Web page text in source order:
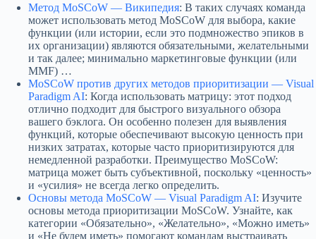
Метод MoSCoW — Википедия: В таких случаях команда
может использовать метод MoSCoW для выбора, какие
функции (или истории, если это подмножество эпиков в
их организации) являются обязательными, желательными
и так далее; минимально маркетинговые функции (или
MMF) …
MoSCoW против других методов приоритизации — Visual
Paradigm AI: Когда использовать матрицу: этот подход
отлично подходит для быстрого визуального обзора
вашего бэклога. Он особенно полезен для выявления
функций, которые обеспечивают высокую ценность при
низких затратах, которые часто приоритизируются для
немедленной разработки. Преимущество MoSCoW:
матрица может быть субъективной, поскольку «ценность»
и «усилия» не всегда легко определить.
Основы метода MoSCoW — Visual Paradigm AI: Изучите
основы метода приоритизации MoSCoW. Узнайте, как
категории «Обязательно», «Желательно», «Можно иметь»
и «Не будем иметь» помогают командам выстраивать